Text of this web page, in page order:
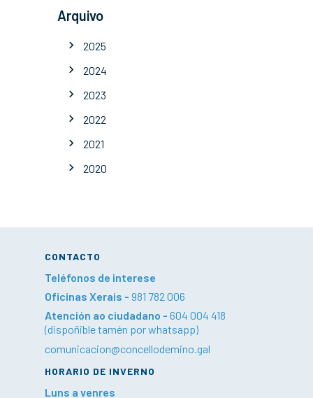
Arquivo
2025
2024
2023
2022
2021
2020
CONTACTO
Teléfonos de interese
Oficinas Xerais - 981 782 006
Atención ao ciudadano - 604 004 418
(dispoñible tamén por whatsapp)
comunicacion@concellodemino.gal
HORARIO DE INVERNO
Luns a venres